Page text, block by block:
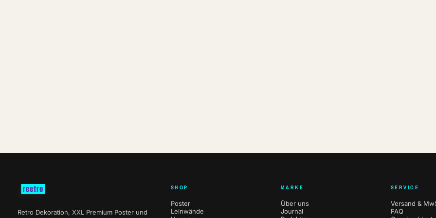
Retro Dekoration, XXL Premium Poster und
SHOP
Poster
Leinwände
MARKE
Über uns
Journal
SERVICE
Versand &
FAQ